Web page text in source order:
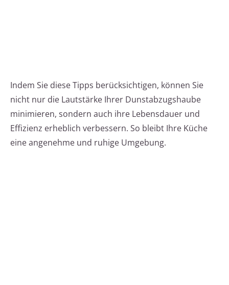
Indem Sie diese Tipps berücksichtigen, können Sie
nicht nur die Lautstärke Ihrer Dunstabzugshaube
minimieren, sondern auch ihre Lebensdauer und
Effizienz erheblich verbessern. So bleibt Ihre Küche
eine angenehme und ruhige Umgebung.